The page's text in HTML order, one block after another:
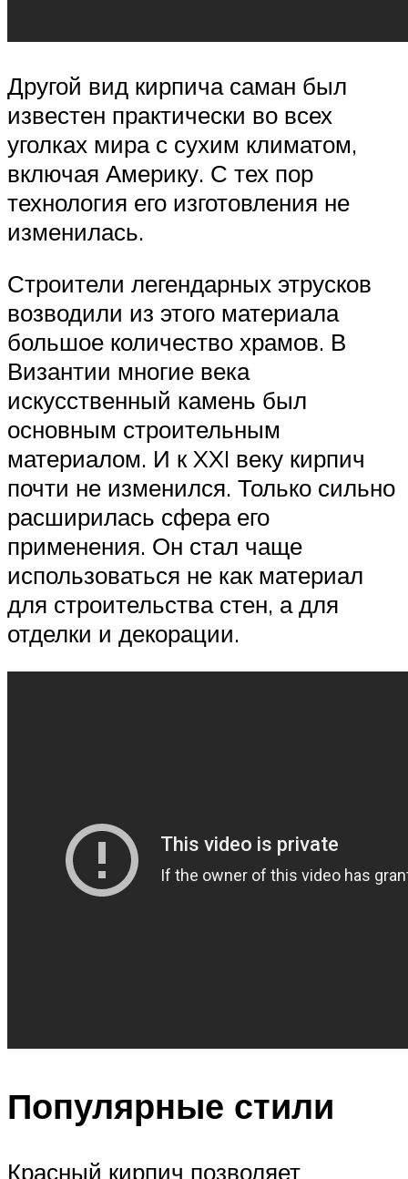
Другой вид кирпича саман был
известен практически во всех
уголках мира с сухим климатом,
включая Америку. С тех пор
технология его изготовления не
изменилась.
Строители легендарных этрусков
возводили из этого материала
большое количество храмов. В
Византии многие века
искусственный камень был
основным строительным
материалом. И к XXI веку кирпич
почти не изменился. Только сильно
расширилась сфера его
применения. Он стал чаще
использоваться не как материал
для строительства стен, а для
отделки и декорации.
Популярные стили
Красный кирпич позволяет